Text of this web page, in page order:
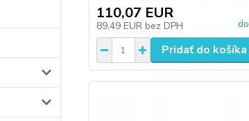
110,07 EUR
89,49 EUR bez DPH
Pridať do košíka